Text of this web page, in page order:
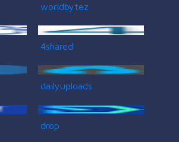
worldbytez
4shared
dailyuploads
drop